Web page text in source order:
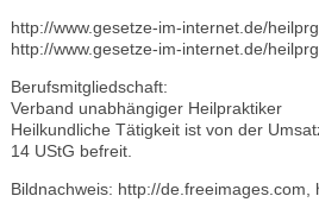
http://www.gesetze-im-internet.de/
http://www.gesetze-im-internet.de/
Berufsmitgliedschaft:
Verband unabhängiger Heilpraktiker
Heilkundliche Tätigkeit ist von der
14 UStG befreit.
Bildnachweis: http://de.freeimages.com,